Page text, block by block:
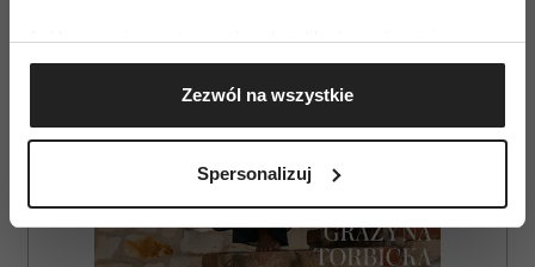
Jeśli wyrazisz na to zgodę, chcielibyśmy również:
Gromadzić dane dotyczące Twojej lokalizacji
geograficznej z dokładnością nawet do kilku metrów
Identyfikować Twoje urządzenie, aktywnie
(fingerprinting, czyli wirtualny odcisk palca)
dane są przetwarzane oraz ustaw własne preferencje w
Zezwól na wszystkie
Spersonalizuj